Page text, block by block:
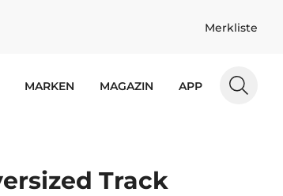
Merkliste
MARKEN MAGAZIN APP
Track